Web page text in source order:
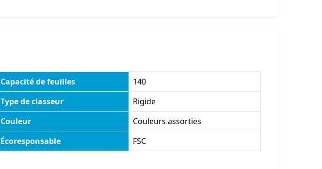
Capacité de feuilles
140
Type de classeur
Rigide
Couleur
Couleurs assorties
Écoresponsable FSC